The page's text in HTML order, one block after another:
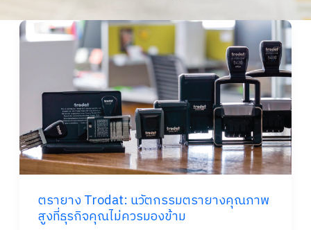
ตรายาง Trodat: นวัตกรรมตรายางคุณภาพ
สูงที่ธุรกิจคุณไม่ควรมองข้าม